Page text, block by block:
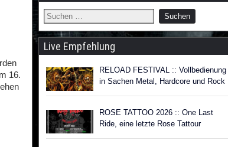
16.
Live Empfehlung
RELOAD FESTIVAL :: Vollbedienung
in Sachen Metal, Hardcore und Rock
ROSE TATTOO 2026 :: One Last
Ride, eine letzte Rose Tattour